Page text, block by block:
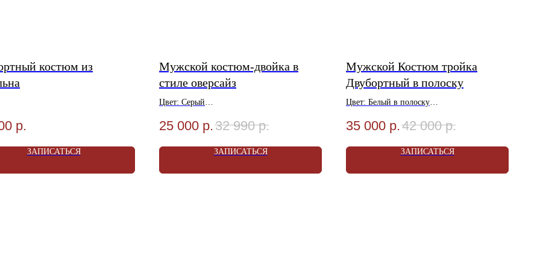
костюм из
р.
ЗАПИСАТЬСЯ
Мужской костюм-двойка в
стиле оверсайз
Цвет: Серый
Размеры: 46-58
Условия Акции уточняйте в Магазине
25 000 р.32 990 р.
ЗАПИСАТЬСЯ
Мужской Костюм тройка
Двубортный в полоску
Цвет: Белый в полоску
Размеры: 46-56
Условия Акции уточняйте в Магазине
35 000 р.42 000 р.
ЗАПИСАТЬСЯ